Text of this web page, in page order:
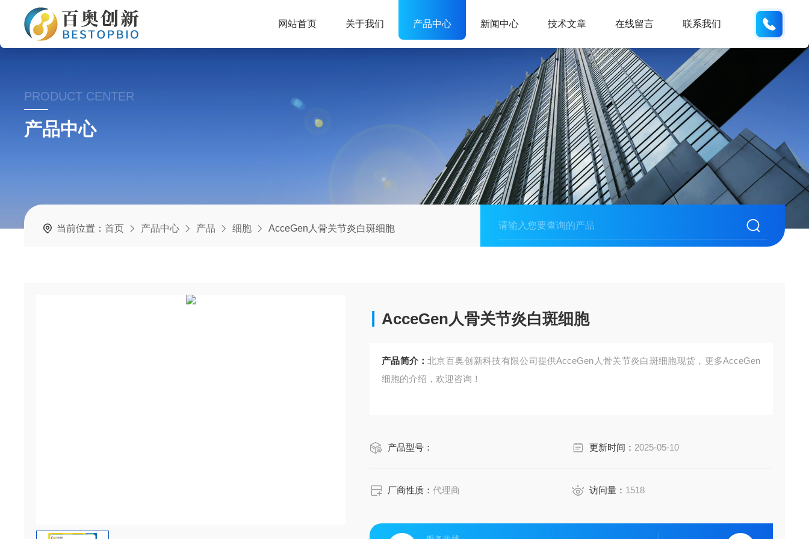
网站首页 关于我们 产品中心 新闻中心 技术文章 在线留言 联系我们
PRODUCT CENTER
产品中心
当前位置：首页 产品中心 产品 细胞 AcceGen人骨关节炎白斑细胞
AcceGen人骨关节炎白斑细胞
产品简介：北京百奥创新科技有限公司提供AcceGen人骨关节炎白斑细胞现货，更多AcceGen
细胞的介绍，欢迎咨询！
产品型号： 更新时间： 2025-05-10
厂商性质：代理商 访问量： 1518